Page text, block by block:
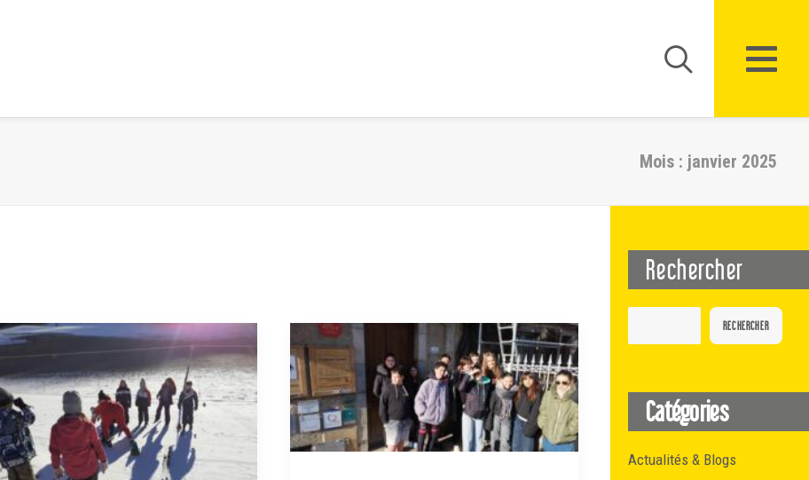
Mois : janvier 2025
Rechercher
RECHERCHER
Catégories
Actualités & Blogs